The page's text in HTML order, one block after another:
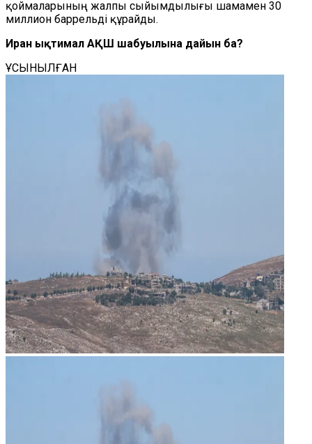
қоймаларының жалпы сыйымдылығы шамамен 30
миллион баррельді құрайды.
Иран ықтимал АҚШ шабуылына дайын ба?
ҰСЫНЫЛҒАН